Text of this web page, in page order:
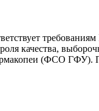
качества,
(ФСО ГФУ).